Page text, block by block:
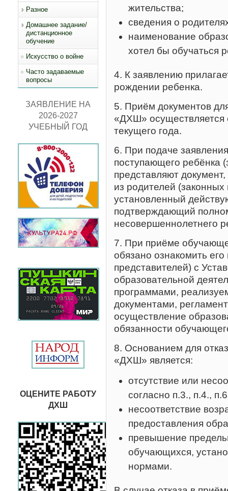
Разное
Домашнее задание/
дистанционное
обучение
Искусство о войне
Часто задаваемые
вопросы
ЗАЯВЛЕНИЕ НА
2026-2027
УЧЕБНЫЙ ГОД
ОЦЕНИТЕ РАБОТУ
ДХШ
жительства;
сведения о
наименование
хотел бы обучаться
4. К заявлению
рождении ребенка.
5. Приём документов
«ДХШ» осуществляется
текущего года.
6. При подаче
поступающего ребёнка
представляют
из родителей
установленный
подтверждающий
несовершеннолетнего
7. При приёме
обязано ознакомить
представителей) с
образовательной
программами,
документами,
осуществление
обязанности
8. Основанием для
«ДХШ» является:
отсутствие или
согласно п.3., п.4.,
несоответствие
предоставления
превышение
обучающихся,
нормами.